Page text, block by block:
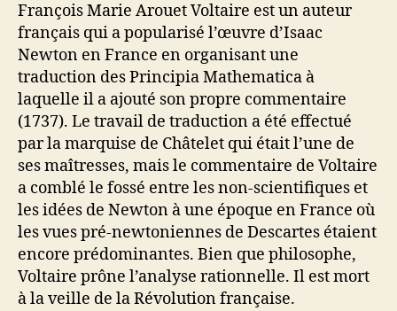
François Marie Arouet Voltaire est un auteur
français qui a popularisé l’œuvre d’Isaac
Newton en France en organisant une
traduction des Principia Mathematica à
laquelle il a ajouté son propre commentaire
(1737). Le travail de traduction a été effectué
par la marquise de Châtelet qui était l’une de
ses maîtresses, mais le commentaire de Voltaire
a comblé le fossé entre les non-scientifiques et
les idées de Newton à une époque en France où
les vues pré-newtoniennes de Descartes étaient
encore prédominantes. Bien que philosophe,
Voltaire prône l’analyse rationnelle. Il est mort
à la veille de la Révolution française.